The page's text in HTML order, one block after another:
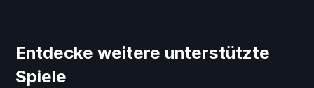
Entdecke weitere unterstützte
Spiele